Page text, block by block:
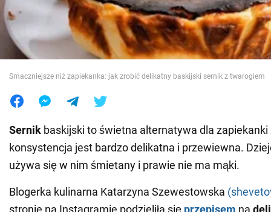
Świat
Jedzenie
Smaczniejsze niż zapiekanka: jak zrobić delikatny baskijski sernik z twarogiem
Sernik baskijski to świetna alternatywa dla
konsystencja jest bardzo delikatna i przewiewna.
używa się w nim śmietany i prawie nie ma mąki.
Blogerka kulinarna Katarzyna Szewestowska